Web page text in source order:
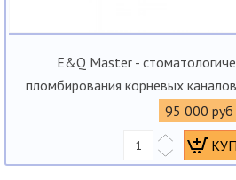
E&Q Master -
пломбирования корневых
95 000 руб